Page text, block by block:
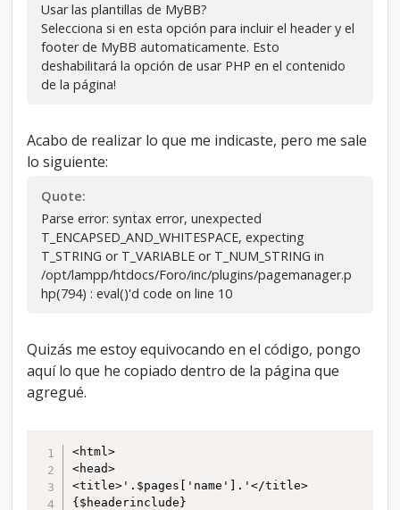
Usar las plantillas de MyBB?
Selecciona si en esta opción para incluir el header y el
footer de MyBB automaticamente. Esto
deshabilitará la opción de usar PHP en el contenido
de la página!
Acabo de realizar lo que me indicaste, pero me sale
lo siguiente:
Quote:
Parse error: syntax error, unexpected
T_ENCAPSED_AND_WHITESPACE, expecting
T_STRING or T_VARIABLE or T_NUM_STRING in
/opt/lampp/htdocs/Foro/inc/plugins/pagemanager.p
hp(794) : eval()'d code on line 10
Quizás me estoy equivocando en el código, pongo
aquí lo que he copiado dentro de la página que
agregué.
<html>
<head>
<title>'.$pages['name'].'</title>
{$headerinclude}